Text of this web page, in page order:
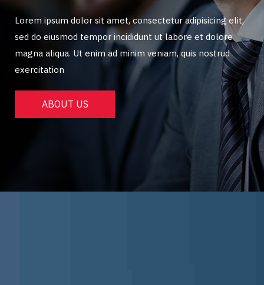
Lorem ipsum dolor sit amet, consectetur adipisicing elit,
sed do eiusmod tempor incididunt ut labore et dolore
magna aliqua. Ut enim ad minim veniam, quis nostrud
exercitation
ABOUT US